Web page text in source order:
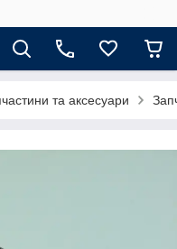
та аксесуари